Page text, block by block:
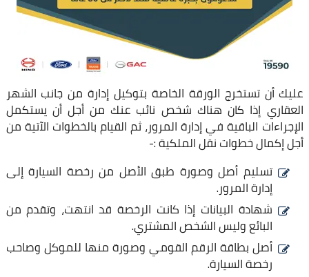
عليك أن تستخرج الورقة الخاصة بتوكيل إدارة من جانب الشهر
العقاري إذا كان هناك شخص نائب عنك من أجل أن يستكمل
الإجراءات الباقية في إدارة المرور، ثم القيام بالخطوات الآتية من
أجل إكمال خطوات نقل الملكية :-
تسليم أصل وصورة طبق الأصل من رخصة السيارة إلى
إدارة المرور.
شهادة البيانات إذا كانت الرخصة قد انتهت، وتقدم من
البائع وليس الشخص المشتري.
أصل بطاقة الرقم القومي وصورة منها للموكل وصاحب
رخصة السيارة.